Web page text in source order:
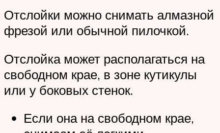
Отслойки можно снимать алмазной
фрезой или обычной пилочкой.
Отслойка может располагаться на
свободном крае, в зоне кутикулы
или у боковых стенок.
Если она на свободном крае,